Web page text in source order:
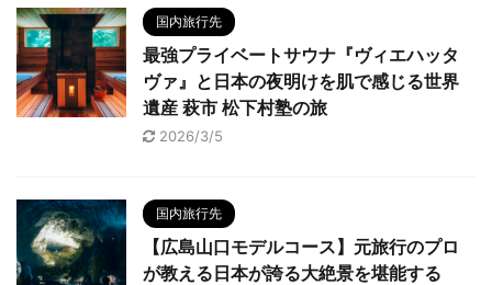
国内旅行先
最強プライベートサウナ『ヴィエハッタ
ヴァ』と日本の夜明けを肌で感じる世界
遺産 萩市 松下村塾の旅
2026/3/5
国内旅行先
【広島山口モデルコース】元旅行のプロ
が教える日本が誇る大絶景を堪能する